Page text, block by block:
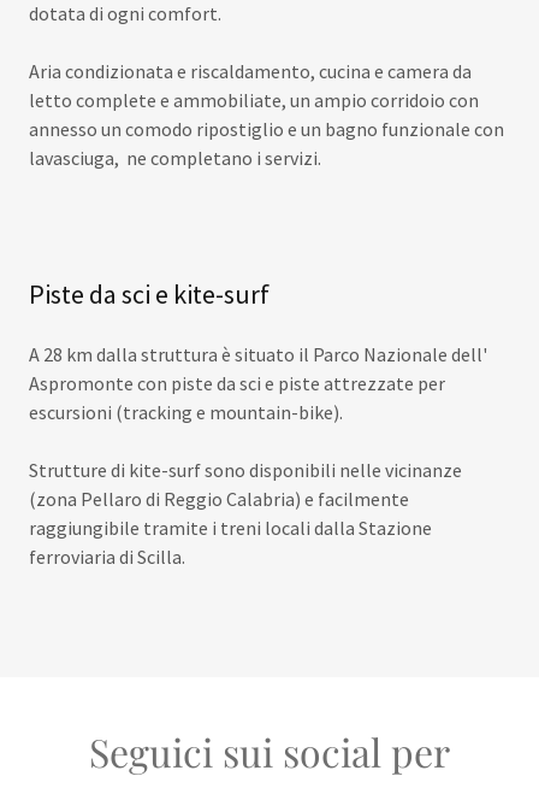
dotata di ogni comfort.
Aria condizionata e riscaldamento, cucina e camera da
letto complete e ammobiliate, un ampio corridoio con
annesso un comodo ripostiglio e un bagno funzionale con
lavasciuga, ne completano i servizi.
Piste da sci e kite-surf
A 28 km dalla struttura è situato il Parco Nazionale dell'
Aspromonte con piste da sci e piste attrezzate per
escursioni (tracking e mountain-bike).
Strutture di kite-surf sono disponibili nelle vicinanze
(zona Pellaro di Reggio Calabria) e facilmente
raggiungibile tramite i treni locali dalla Stazione
ferroviaria di Scilla.
Seguici sui social per